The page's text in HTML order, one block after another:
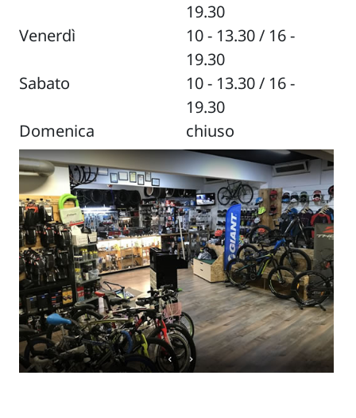
19.30
Venerdì
10 - 13.30 / 16 -
19.30
Sabato
10 - 13.30 / 16 -
19.30
Domenica
chiuso